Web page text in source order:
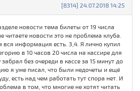
[8314] 24.07.2018 14:25
новости тема билеты от 19 числа
читаете новости это не проблема клуба.
информация есть. 3,4. Я лично купил
в 10 часов 20 числа на кассире для
без очереди в кассе за 15 минут до
я уже писал, что были недочеты и ещё
есть над чем работать тут спора нет. И
в том, что многие не хотят читать